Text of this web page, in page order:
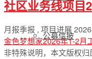
公募信披
社区业务线项目
月报季报 , 项目进展
金色梦想家2026年1-2月
非特殊说明，本文版权归